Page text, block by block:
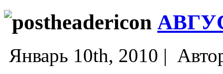
Январь 10th, 2010 |